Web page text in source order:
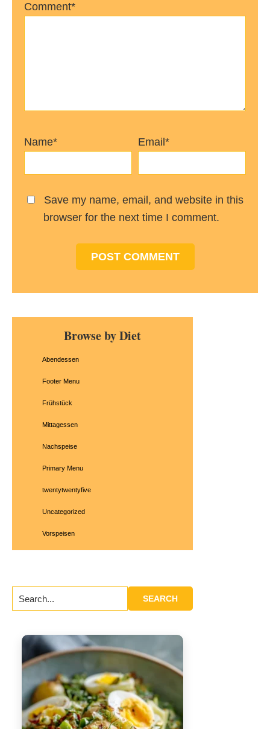
Comment*
Name* Email*
Save my name, email, and website in this
browser for the next time I comment.
Primary
SidebarBrowse by Diet
Abendessen
Footer Menu
Frühstück
Mittagessen
Nachspeise
Primary Menu
twentytwentyfive
Uncategorized
Vorspeisen